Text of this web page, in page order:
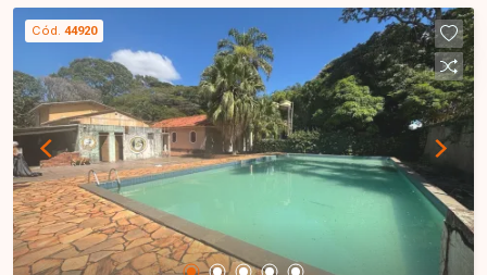
regularizada, sendo uma excelente opção para
lazer ou descanso. Entre em contato com a
equipe da Delta Imóveis e agende sua visita para
conhecer essa oportunidade.
Cód. 44920